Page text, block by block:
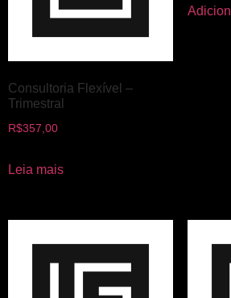
Consultoria Flexível –
Trimestral
R$357,00
Leia mais